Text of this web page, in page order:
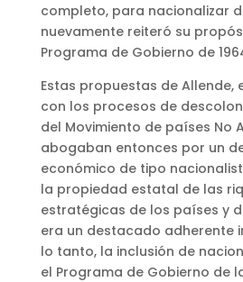
completo, para nacionalizar
nuevamente reiteró su
Programa de Gobierno de
Estas propuestas de Allende,
con los procesos de
del Movimiento de países No
abogaban entonces por un
económico de tipo
la propiedad estatal de las
estratégicas de los países y
era un destacado adherente
lo tanto, la inclusión de
el Programa de Gobierno de